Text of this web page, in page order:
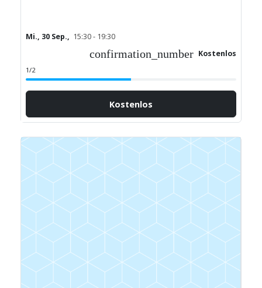
Mi., 30 Sep., 15:30 - 19:30
confirmation_number Kostenlos
1/2
Kostenlos